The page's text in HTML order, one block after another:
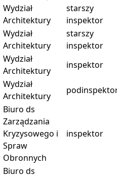
Wydział
Architektury
starszy
inspektor
Wydział
Architektury
starszy
inspektor
Wydział
Architektury
inspektor
Wydział
Architektury
podinspektor
Biuro ds
Zarządzania
Kryzysowego i
Spraw
Obronnych
inspektor
Biuro ds